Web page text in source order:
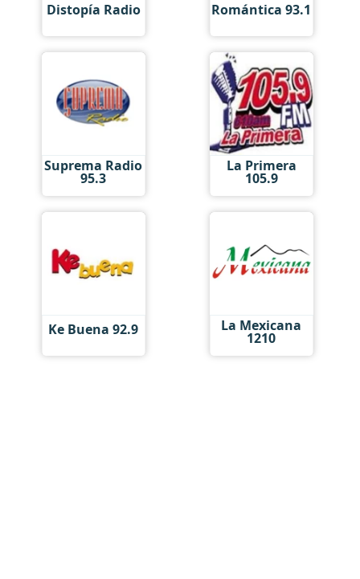
Distopía Radio Romántica 93.1
Suprema Radio
95.3
La Primera
105.9
Ke Buena 92.9 La Mexicana
1210